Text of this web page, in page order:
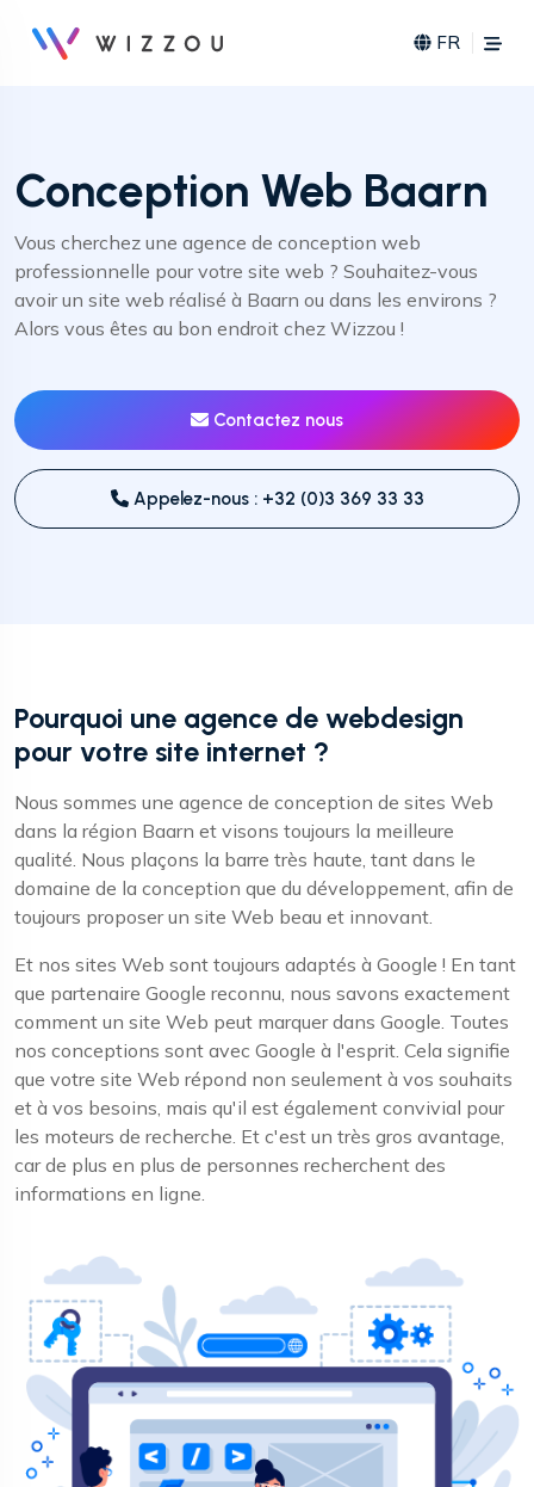
FR
Conception Web Baarn
Vous cherchez une agence de conception web
professionnelle pour votre site web ? Souhaitez-vous
avoir un site web réalisé à Baarn ou dans les environs ?
Alors vous êtes au bon endroit chez Wizzou !
Contactez nous
Appelez-nous : +32 (0)3 369 33 33
Pourquoi une agence de webdesign
pour votre site internet ?
Nous sommes une agence de conception de sites Web
dans la région Baarn et visons toujours la meilleure
qualité. Nous plaçons la barre très haute, tant dans le
domaine de la conception que du développement, afin de
toujours proposer un site Web beau et innovant.
Et nos sites Web sont toujours adaptés à Google ! En tant
que partenaire Google reconnu, nous savons exactement
comment un site Web peut marquer dans Google. Toutes
nos conceptions sont avec Google à l'esprit. Cela signifie
que votre site Web répond non seulement à vos souhaits
et à vos besoins, mais qu'il est également convivial pour
les moteurs de recherche. Et c'est un très gros avantage,
car de plus en plus de personnes recherchent des
informations en ligne.